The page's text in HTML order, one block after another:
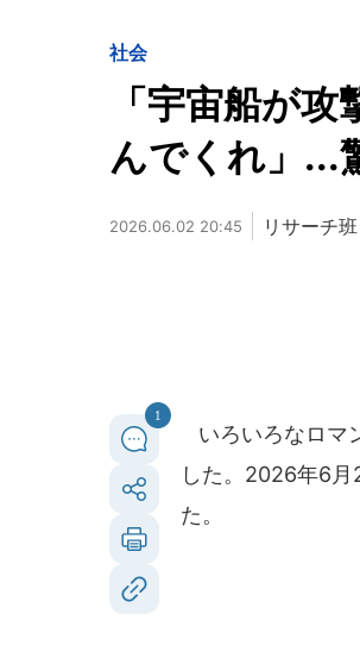
社会
「宇宙船が
んでくれ」...
2026.06.02 20:45 リサーチ班
1
いろいろなロマ
した。2026年6月
た。